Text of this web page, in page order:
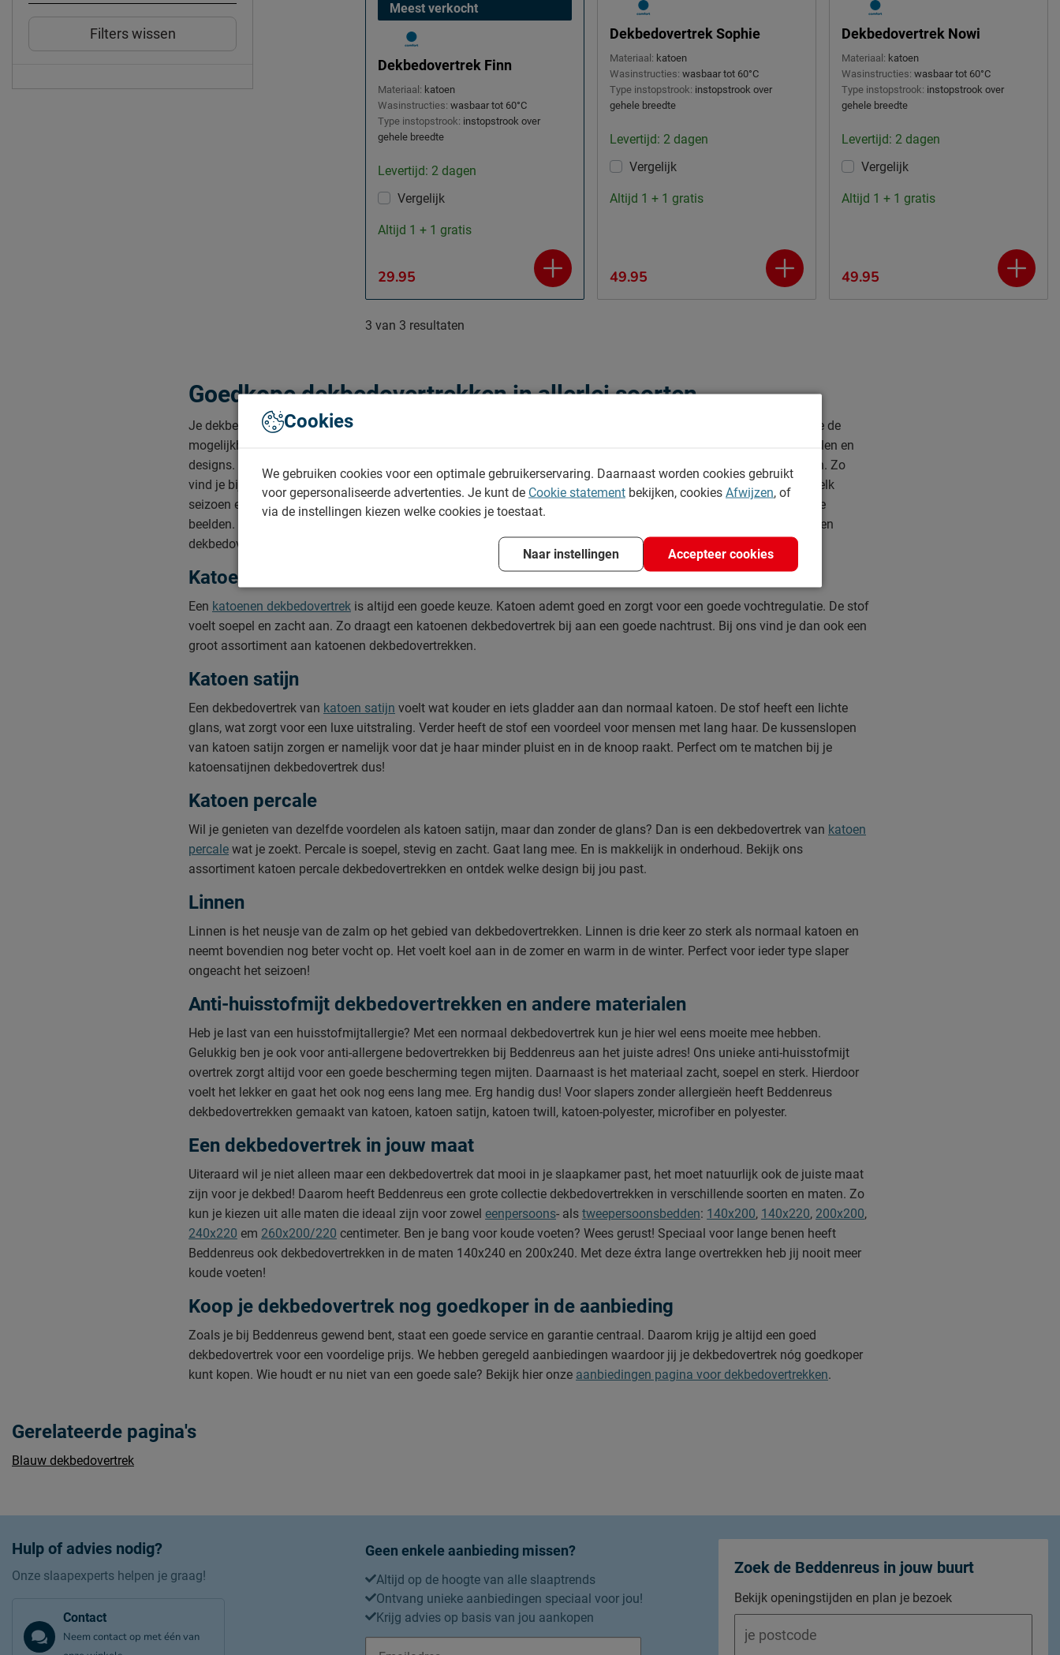
Filters wissen
Meest verkocht
Dekbedovertrek Finn
Materiaal: katoen
Wasinstructies: wasbaar tot 60°C
Type instopstrook: instopstrook over
gehele breedte
Levertijd: 2 dagen
Vergelijk
29.95
Altijd 1 + 1 gratis
Dekbedovertrek Sophie
Materiaal: katoen
Wasinstructies: wasbaar tot 60°C
Type instopstrook: instopstrook over
gehele breedte
Levertijd: 2 dagen
Vergelijk
49.95
Altijd 1 + 1 gratis
Dekbedovertrek Nowi
Materiaal: katoen
Wasinstructies: wasbaar tot 60°C
Type instopstrook: instopstrook over
gehele breedte
Levertijd: 2 dagen
Vergelijk
49.95
Altijd 1 + 1 gratis
3 van 3 resultaten
Goedkope dekbedovertrekken in allerlei soorten
Je dekbedovertrek kan een heel grote rol spelen bij de sfeer van je slaapkamer. Met een mooi dekbedovertrek heb je de
mogelijkheid om je slaapkamer volledig te personaliseren. Daarom heeft Beddenreus dekbedovertrekken in alle stijlen en
designs. Van de meest neutrale kleuren tot chique en bijzondere designs die je kamer een echte twist kunnen geven. Zo
vind je bij Beddenreus altijd wel iets wat goed bij je past. Daarbij heeft Beddenreus ook nog eens overtrekken voor elk
seizoen en met mooie prints. Denk bijvoorbeeld aan een stijlvolle dierenprint, rustgevende natuur of hippe grafische
beelden. Kies een kleur die past bij de rest van de kamer, of juist eentje die lekker opvalt. Alles is mogelijk! We hebben
dekbedovertrekken in de kleuren roze, geel, groen, blauw en zwart!
Katoen
Een katoenen dekbedovertrek is altijd een goede keuze. Katoen ademt goed en zorgt voor een goede vochtregulatie. De stof
voelt soepel en zacht aan. Zo draagt een katoenen dekbedovertrek bij aan een goede nachtrust. Bij ons vind je dan ook een
groot assortiment aan katoenen dekbedovertrekken.
Katoen satijn
Een dekbedovertrek van katoen satijn voelt wat kouder en iets gladder aan dan normaal katoen. De stof heeft een lichte
glans, wat zorgt voor een luxe uitstraling. Verder heeft de stof een voordeel voor mensen met lang haar. De kussenslopen
van katoen satijn zorgen er namelijk voor dat je haar minder pluist en in de knoop raakt. Perfect om te matchen bij je
katoensatijnen dekbedovertrek dus!
Katoen percale
Wil je genieten van dezelfde voordelen als katoen satijn, maar dan zonder de glans? Dan is een dekbedovertrek van katoen
percale wat je zoekt. Percale is soepel, stevig en zacht. Gaat lang mee. En is makkelijk in onderhoud. Bekijk ons
assortiment katoen percale dekbedovertrekken en ontdek welke design bij jou past.
Linnen
Linnen is het neusje van de zalm op het gebied van dekbedovertrekken. Linnen is drie keer zo sterk als normaal katoen en
neemt bovendien nog beter vocht op. Het voelt koel aan in de zomer en warm in de winter. Perfect voor ieder type slaper
ongeacht het seizoen!
Anti-huisstofmijt dekbedovertrekken en andere materialen
Heb je last van een huisstofmijtallergie? Met een normaal dekbedovertrek kun je hier wel eens moeite mee hebben.
Gelukkig ben je ook voor anti-allergene bedovertrekken bij Beddenreus aan het juiste adres! Ons unieke anti-huisstofmijt
overtrek zorgt altijd voor een goede bescherming tegen mijten. Daarnaast is het materiaal zacht, soepel en sterk. Hierdoor
voelt het lekker en gaat het ook nog eens lang mee. Erg handig dus! Voor slapers zonder allergieën heeft Beddenreus
dekbedovertrekken gemaakt van katoen, katoen satijn, katoen twill, katoen-polyester, microfiber en polyester.
Een dekbedovertrek in jouw maat
Uiteraard wil je niet alleen maar een dekbedovertrek dat mooi in je slaapkamer past, het moet natuurlijk ook de juiste maat
zijn voor je dekbed! Daarom heeft Beddenreus een grote collectie dekbedovertrekken in verschillende soorten en maten. Zo
kun je kiezen uit alle maten die ideaal zijn voor zowel eenpersoons- als tweepersoonsbedden: 140x200, 140x220, 200x200,
240x220 em 260x200/220 centimeter. Ben je bang voor koude voeten? Wees gerust! Speciaal voor lange benen heeft
Beddenreus ook dekbedovertrekken in de maten 140x240 en 200x240. Met deze éxtra lange overtrekken heb jij nooit meer
koude voeten!
Koop je dekbedovertrek nog goedkoper in de aanbieding
Zoals je bij Beddenreus gewend bent, staat een goede service en garantie centraal. Daarom krijg je altijd een goed
dekbedovertrek voor een voordelige prijs. We hebben geregeld aanbiedingen waardoor jij je dekbedovertrek nóg goedkoper
kunt kopen. Wie houdt er nu niet van een goede sale? Bekijk hier onze aanbiedingen pagina voor dekbedovertrekken.
Gerelateerde pagina's
Blauw dekbedovertrek
Hulp of advies nodig?
Onze slaapexperts helpen je graag!
Contact
Neem contact op met één van
Geen enkele aanbieding missen?
Altijd op de hoogte van alle slaaptrends
Ontvang unieke aanbiedingen speciaal voor jou!
Krijg advies op basis van jou aankopen
Zoek de Beddenreus in jouw buurt
Bekijk openingstijden en plan je bezoek
Cookies
We gebruiken cookies voor een optimale gebruikerservaring. Daarnaast worden cookies gebruikt
voor gepersonaliseerde advertenties. Je kunt de Cookie statement bekijken, cookies Afwijzen, of
via de instellingen kiezen welke cookies je toestaat.
Naar instellingen Accepteer cookies